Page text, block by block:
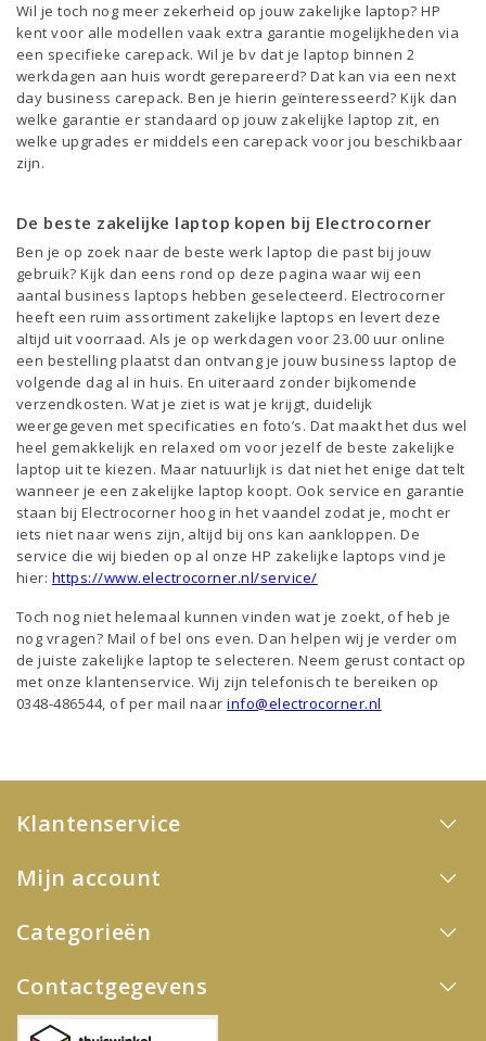
Wil je toch nog meer zekerheid op jouw zakelijke laptop? HP
kent voor alle modellen vaak extra garantie mogelijkheden via
een specifieke carepack. Wil je bv dat je laptop binnen 2
werkdagen aan huis wordt gerepareerd? Dat kan via een next
day business carepack. Ben je hierin geïnteresseerd? Kijk dan
welke garantie er standaard op jouw zakelijke laptop zit, en
welke upgrades er middels een carepack voor jou beschikbaar
zijn.
De beste zakelijke laptop kopen bij Electrocorner
Ben je op zoek naar de beste werk laptop die past bij jouw
gebruik? Kijk dan eens rond op deze pagina waar wij een
aantal business laptops hebben geselecteerd. Electrocorner
heeft een ruim assortiment zakelijke laptops en levert deze
altijd uit voorraad. Als je op werkdagen voor 23.00 uur online
een bestelling plaatst dan ontvang je jouw business laptop de
volgende dag al in huis. En uiteraard zonder bijkomende
verzendkosten. Wat je ziet is wat je krijgt, duidelijk
weergegeven met specificaties en foto’s. Dat maakt het dus wel
heel gemakkelijk en relaxed om voor jezelf de beste zakelijke
laptop uit te kiezen. Maar natuurlijk is dat niet het enige dat telt
wanneer je een zakelijke laptop koopt. Ook service en garantie
staan bij Electrocorner hoog in het vaandel zodat je, mocht er
iets niet naar wens zijn, altijd bij ons kan aankloppen. De
service die wij bieden op al onze HP zakelijke laptops vind je
hier: https://www.electrocorner.nl/service/
Toch nog niet helemaal kunnen vinden wat je zoekt, of heb je
nog vragen? Mail of bel ons even. Dan helpen wij je verder om
de juiste zakelijke laptop te selecteren. Neem gerust contact op
met onze klantenservice. Wij zijn telefonisch te bereiken op
0348-486544, of per mail naarinfo@electrocorner.nl
Klantenservice
Mijn account
Categorieën
Contactgegevens